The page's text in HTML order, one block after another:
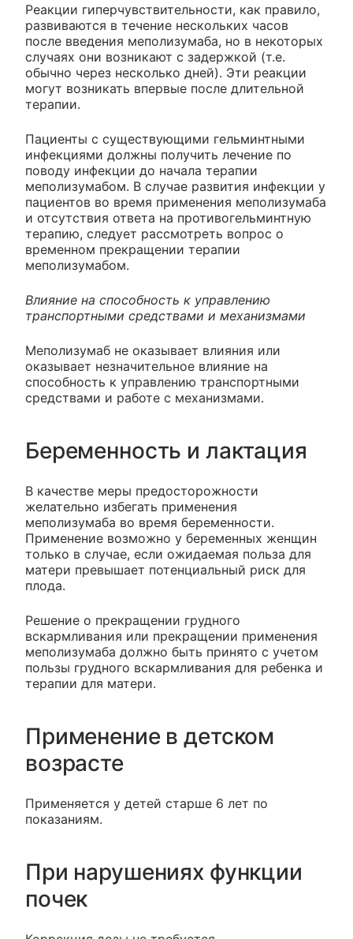
Реакции гиперчувствительности, как правило,
развиваются в течение нескольких часов
после введения меполизумаба, но в некоторых
случаях они возникают с задержкой (т.е.
обычно через несколько дней). Эти реакции
могут возникать впервые после длительной
терапии.
Пациенты с существующими гельминтными
инфекциями должны получить лечение по
поводу инфекции до начала терапии
меполизумабом. В случае развития инфекции у
пациентов во время применения меполизумаба
и отсутствия ответа на противогельминтную
терапию, следует рассмотреть вопрос о
временном прекращении терапии
меполизумабом.
Влияние на способность к управлению
транспортными средствами и механизмами
Меполизумаб не оказывает влияния или
оказывает незначительное влияние на
способность к управлению транспортными
средствами и работе с механизмами.
Беременность и лактация
В качестве меры предосторожности
желательно избегать применения
меполизумаба во время беременности.
Применение возможно у беременных женщин
только в случае, если ожидаемая польза для
матери превышает потенциальный риск для
плода.
Решение о прекращении грудного
вскармливания или прекращении применения
меполизумаба должно быть принято с учетом
пользы грудного вскармливания для ребенка и
терапии для матери.
Применение в детском
возрасте
Применяется у детей старше 6 лет по
показаниям.
При нарушениях функции
почек